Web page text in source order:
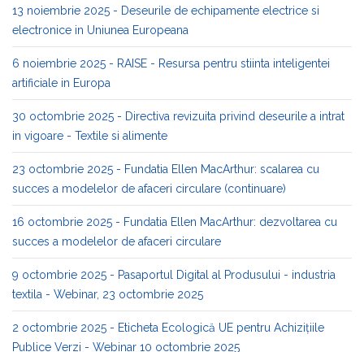
13 noiembrie 2025 - Deseurile de echipamente electrice si
electronice in Uniunea Europeana
6 noiembrie 2025 - RAISE - Resursa pentru stiinta inteligentei
artificiale in Europa
30 octombrie 2025 - Directiva revizuita privind deseurile a intrat
in vigoare - Textile si alimente
23 octombrie 2025 - Fundatia Ellen MacArthur: scalarea cu
succes a modelelor de afaceri circulare (continuare)
16 octombrie 2025 - Fundatia Ellen MacArthur: dezvoltarea cu
succes a modelelor de afaceri circulare
9 octombrie 2025 - Pasaportul Digital al Produsului - industria
textila - Webinar, 23 octombrie 2025
2 octombrie 2025 - Eticheta Ecologică UE pentru Achizițiile
Publice Verzi - Webinar 10 octombrie 2025